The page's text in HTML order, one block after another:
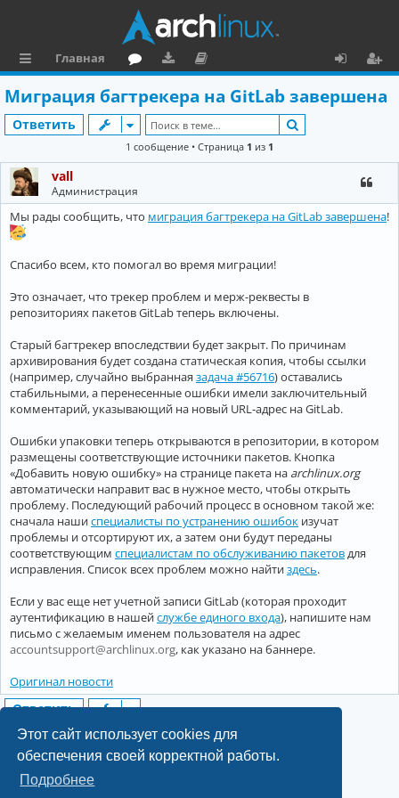
Этот сайт использует cookies для
обеспечения своей корректной работы.
Подробнее
ы
л
к
и
Главная
ру
м
ру
зк
и
ку
м
е
та
и
я
р
ц
Миграция багтрекера на GitLab завершена
Ответить
1 сообщение • Страница 1 из 1
vall
Администрация
Мы рады сообщить, что миграция багтрекера на GitLab завершена!
Спасибо всем, кто помогал во время миграции!
Это означает, что трекер проблем и мерж-реквесты в
репозиториях пакетов GitLab теперь включены.
Старый багтрекер впоследствии будет закрыт. По причинам
архивирования будет создана статическая копия, чтобы ссылки
(например, случайно выбранная задача #56716) оставались
стабильными, а перенесенные ошибки имели заключительный
комментарий, указывающий на новый URL-адрес на GitLab.
Ошибки упаковки теперь открываются в репозитории, в котором
размещены соответствующие источники пакетов. Кнопка
«Добавить новую ошибку» на странице пакета на archlinux.org
автоматически направит вас в нужное место, чтобы открыть
проблему. Последующий рабочий процесс в основном такой же:
сначала нашиспециалисты по устранению ошибок изучат
проблемы и отсортируют их, а затем они будут переданы
соответствующим специалистам по обслуживанию пакетовдля
исправления. Список всех проблем можно найтиздесь.
Если у вас еще нет учетной записи GitLab (которая проходит
аутентификацию в нашейслужбе единого входа), напишите нам
письмо с желаемым именем пользователя на адрес
accountsupport@archlinux.org, как указано на баннере.
Оригинал новости
Ответить
1 сообщение • Страница